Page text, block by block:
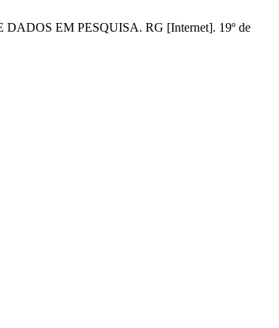
EM PESQUISA. RG [Internet]. 19º de